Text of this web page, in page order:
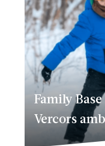
Family
Vercors